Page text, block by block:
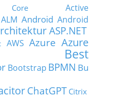
Active
ALM Android Android
ASP.NET
AWS Azure Azure
Best
Bootstrap BPMN Bu
ChatGPT Citrix